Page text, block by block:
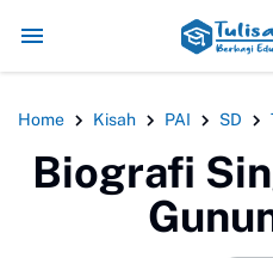
Home Kisah PAI SD
Biografi